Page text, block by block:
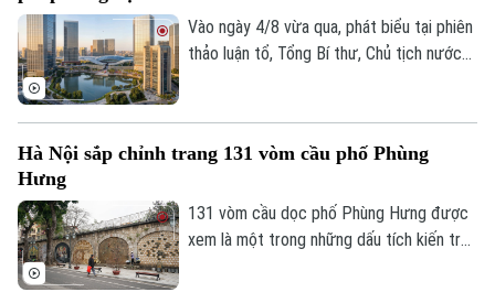
Vào ngày 4/8 vừa qua, phát biểu tại phiên
thảo luận tổ, Tổng Bí thư, Chủ tịch nước
Hà Nội sẽ thay đổi rất căn bản khi những
tầm nhìn 100 năm từng bước được hiện
thực hóa.
Hà Nội sắp chỉnh trang 131 vòm cầu phố Phùng
Hưng
131 vòm cầu dọc phố Phùng Hưng được
xem là một trong những dấu tích kiến trúc